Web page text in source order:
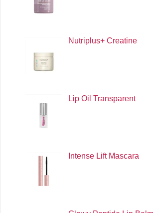
Nutriplus+ Creatine
Lip Oil Transparent
Intense Lift Mascara